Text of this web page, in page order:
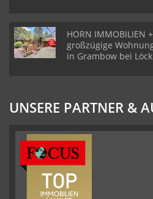
HORN IMMOBILIEN
großzügige
in Grambow bei
UNSERE PARTNER &